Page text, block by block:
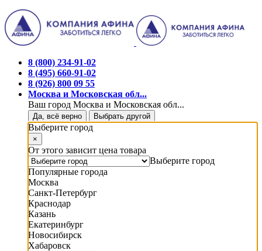
8 (800) 234-91-02
8 (495) 660-91-02
8 (926) 800 09 55
Москва и Московская обл...
Ваш город Москва и Московская обл...
Да, всё верно Выбрать другой
Выберите город
×
От этого зависит цена товара
Выберите город
Популярные города
Москва
Санкт-Петербург
Краснодар
Казань
Екатеринбург
Новосибирск
Хабаровск